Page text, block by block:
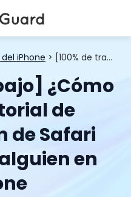
iPhone > [100% de trabajo] ¿Cómo ver el historial de navegación de Safari privado de alguien en iPhone
¿Cómo
de
de Safari
en